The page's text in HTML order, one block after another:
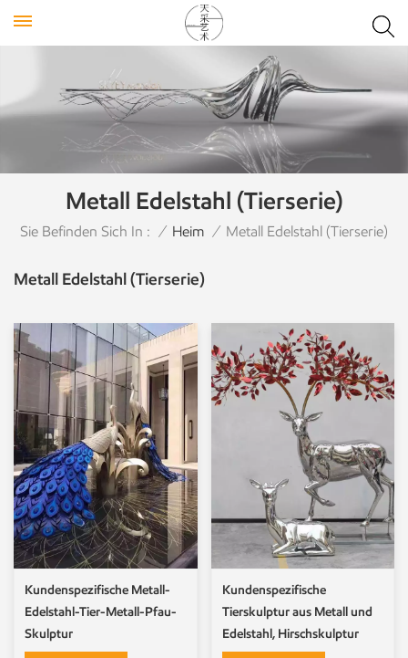
Metall Edelstahl (Tierserie)
Sie Befinden Sich In : / Heim / Metall Edelstahl (Tierserie)
Metall Edelstahl (Tierserie)
Kundenspezifische Metall-
Edelstahl-Tier-Metall-Pfau-
Skulptur
Kundenspezifische
Tierskulptur aus Metall und
Edelstahl, Hirschskulptur